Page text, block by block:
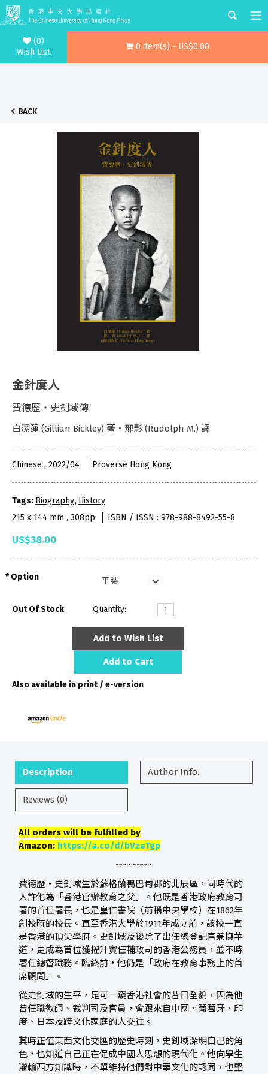
(0)
Wish List
0 item(s) - US$0.00
BACK
金針度人
費德歷‧史釗域傳
白潔蓮 (Gillian Bickley) 著・邢影 (Rudolph M.) 譯
Chinese , 2022/04 Proverse Hong Kong
Tags: Biography, History
215 x 144 mm , 308pp
ISBN / ISSN : 978-988-8492-55-8
US$38.00
Option
Out Of Stock Quantity:
Add to Wish List
Add to Cart
Also available in print / e-version
Description Author Info.
Reviews (0)
All orders will be fulfilled by
Amazon: https://a.co/d/bVzeTgp
~~~~~~~~~
費德歷‧史釗域生於蘇格蘭鴨巴甸郡的北辰區，同時代的
人許他為「香港官辦教育之父」。他既是香港政府教育司
署的首任署長，也是皇仁書院（前稱中央學校）在1862年
創校時的校長。直至香港大學於1911年成立前，該校一直
是香港的頂尖學府。史釗域及後除了出任總登記官兼撫華
道，更成為首位獲擢升實任輔政司的香港公務員，並不時
署任總督職務。臨終前，他仍是「政府在教育事務上的首
席顧問」。
從史釗域的生平，足可一窺香港社會的昔日全貌，因為他
曾任職教師、裁判司及官員，會跟來自中國、葡萄牙、印
度、日本及跨文化家庭的人交往。
其時正值東西文化交匯的歷史時刻，史釗域深明自己的角
色，也知道自己正在促成中國人思想的現代化。他向學生
灌輸西方知識時，不單維持他們對中華文化的認同，也堅